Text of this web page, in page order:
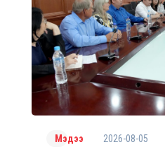
Мэдээ 2026-08-05